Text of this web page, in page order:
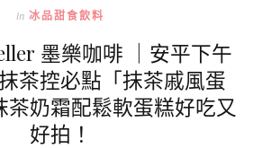
In 冰品甜食飲料
墨樂咖啡 ｜安平下午
茶控必點「抹茶戚風蛋
茶奶霜配鬆軟蛋糕好吃又
好拍！